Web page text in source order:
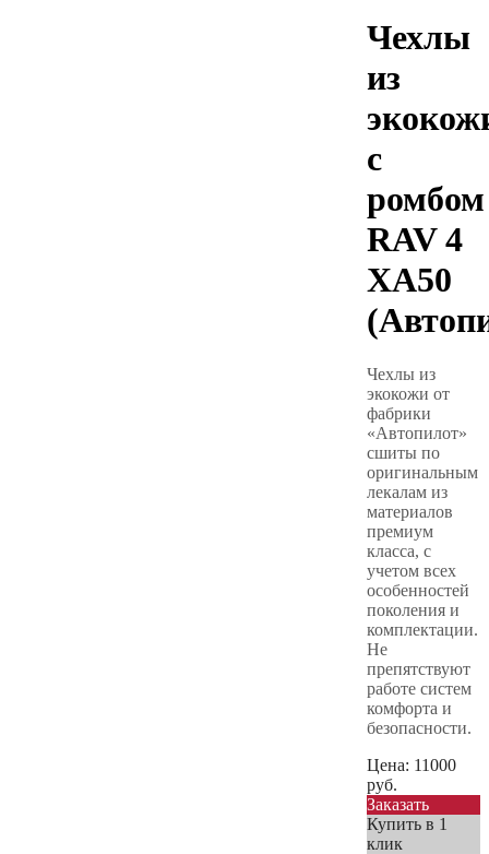
Чехлы
из
с
ромбом
RAV 4
XA50
Чехлы из
экокожи от
фабрики
«Автопилот»
сшиты по
оригинальным
лекалам из
материалов
премиум
класса, с
учетом всех
особенностей
поколения и
комплектации.
Не
препятствуют
работе систем
комфорта и
безопасности.
Цена: 11000
руб.
Заказать
Купить в 1
клик